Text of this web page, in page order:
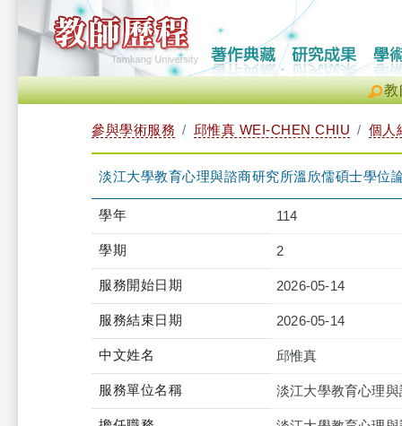
教
參與學術服務 邱惟真 WEI-CHEN CHIU 個人
淡江大學教育心理與諮商研究所溫欣儒碩士學位
學年 114
學期 2
服務開始日期 2026-05-14
服務結束日期 2026-05-14
中文姓名 邱惟真
服務單位名稱 淡江大學教育心理